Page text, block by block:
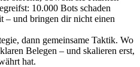
10.000 Bots schaden
– und bringen dir nicht einen
dann gemeinsame Taktik. Wo
Belegen – und skalieren erst,
hat.